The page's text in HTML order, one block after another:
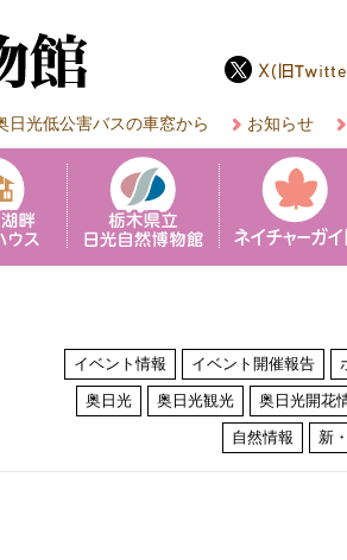
日光低公害バスの車窓から お知らせ
イベント情報 イベント開催報告
奥日光 奥日光観光 奥日光開花
自然情報 新